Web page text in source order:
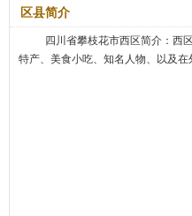
区县简介
四川省攀枝花市西区简介：西
特产、美食小吃、知名人物、以及在